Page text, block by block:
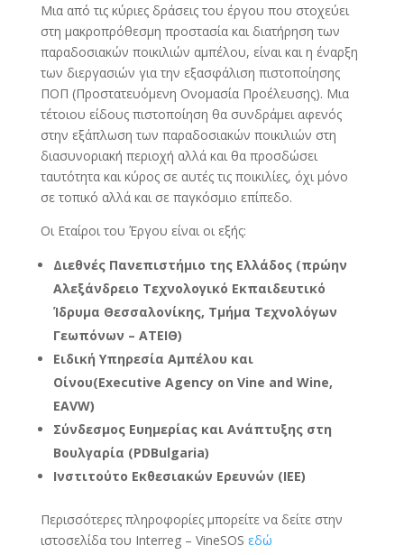
Μια από τις κύριες δράσεις του έργου που στοχεύει
στη μακροπρόθεσμη προστασία και διατήρηση των
παραδοσιακών ποικιλιών αμπέλου, είναι και η έναρξη
των διεργασιών για την εξασφάλιση πιστοποίησης
ΠΟΠ (Προστατευόμενη Ονομασία Προέλευσης). Μια
τέτοιου είδους πιστοποίηση θα συνδράμει αφενός
στην εξάπλωση των παραδοσιακών ποικιλιών στη
διασυνοριακή περιοχή αλλά και θα προσδώσει
ταυτότητα και κύρος σε αυτές τις ποικιλίες, όχι μόνο
σε τοπικό αλλά και σε παγκόσμιο επίπεδο.
Οι Εταίροι του Έργου είναι οι εξής:
Διεθνές Πανεπιστήμιο της Ελλάδος (πρώην
Αλεξάνδρειο Τεχνολογικό Εκπαιδευτικό
Ίδρυμα Θεσσαλονίκης, Τμήμα Τεχνολόγων
Γεωπόνων – ΑΤΕΙΘ)
Ειδική Υπηρεσία Αμπέλου και
Οίνου(Executive Agency on Vine and Wine,
EAVW)
Σύνδεσμος Ευημερίας και Ανάπτυξης στη
Βουλγαρία (PDBulgaria)
Ινστιτούτο Εκθεσιακών Ερευνών (ΙΕΕ)
Περισσότερες πληροφορίες μπορείτε να δείτε στην
ιστοσελίδα του Interreg – VineSOS εδώ